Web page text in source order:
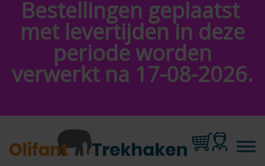
Bestellingen geplaatst
met levertijden in deze
periode worden
verwerkt na 17-08-2026.